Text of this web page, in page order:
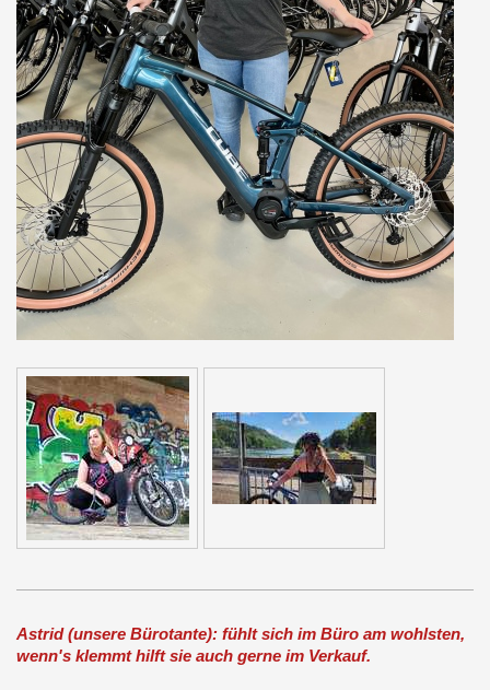
Astrid (unsere Bürotante): fühlt sich im Büro am wohlsten,
wenn's klemmt hilft sie auch gerne im Verkauf.